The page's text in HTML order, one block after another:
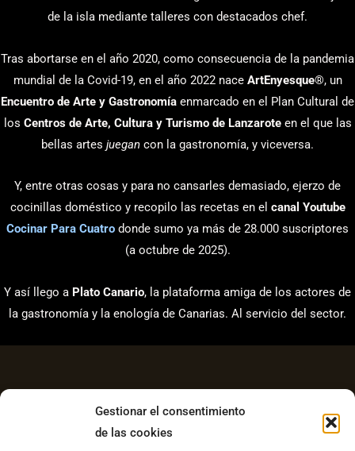
Gestionar el consentimiento
de las cookies
de la isla mediante talleres con destacados chef.
Tras abortarse en el año 2020, como consecuencia de la pandemia
mundial de la Covid-19, en el año 2022 nace ArtEnyesque®, un
Encuentro de Arte y Gastronomía enmarcado en el Plan Cultural de
los Centros de Arte, Cultura y Turismo de Lanzaroteen el que las
bellas artes juegan con la gastronomía, y viceversa.
Y, entre otras cosas y para no cansarles demasiado, ejerzo de
cocinillas doméstico y recopilo las recetas en el canal Youtube
Cocinar Para Cuatro donde sumo ya más de 28.000 suscriptores
(a octubre de 2025).
Y así llego a Plato Canario, la plataforma amiga de los actores de
la gastronomía y la enología de Canarias. Al servicio del sector.